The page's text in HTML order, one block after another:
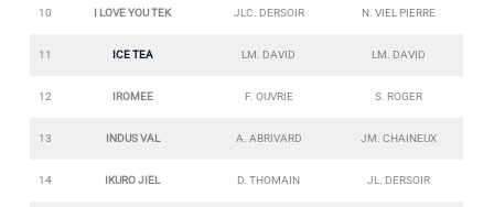
10 I LOVE YOU TEK JLC. DERSOIR N. VIEL PIERRE
11 ICE TEA LM. DAVID LM. DAVID
12 IROMEE F. OUVRIE S. ROGER
13 INDUS VAL A. ABRIVARD JM. CHAINEUX
14 IKURO JIEL D. THOMAIN JL. DERSOIR